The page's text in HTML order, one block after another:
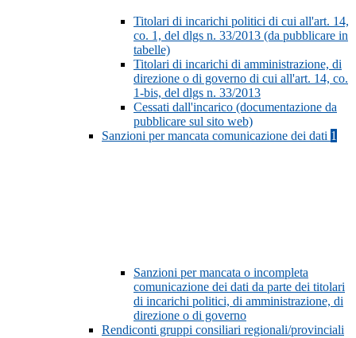
Titolari di incarichi politici di cui all'art. 14,
co. 1, del dlgs n. 33/2013 (da pubblicare in
tabelle)
Titolari di incarichi di amministrazione, di
direzione o di governo di cui all'art. 14, co.
1-bis, del dlgs n. 33/2013
Cessati dall'incarico (documentazione da
pubblicare sul sito web)
Sanzioni per mancata comunicazione dei dati 1
Sanzioni per mancata o incompleta
comunicazione dei dati da parte dei titolari
di incarichi politici, di amministrazione, di
direzione o di governo
Rendiconti gruppi consiliari regionali/provinciali